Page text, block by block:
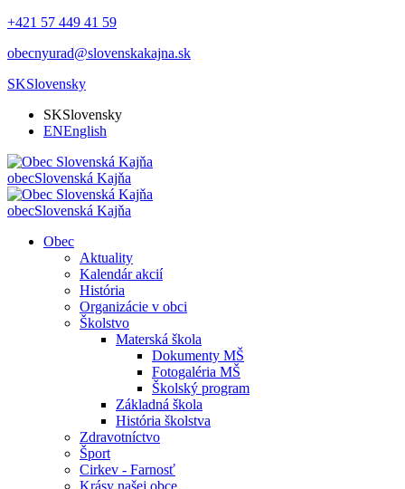
+421 57 449 41 59
obecnyurad@slovenskakajna.sk
SKSlovensky
SKSlovensky
ENEnglish
obecSlovenská Kajňa
obecSlovenská Kajňa
Obec
Aktuality
Kalendár akcií
História
Organizácie v obci
Školstvo
Materská škola
Dokumenty MŠ
Fotogaléria MŠ
Školský program
Základná škola
História školstva
Zdravotníctvo
Šport
Cirkev - Farnosť
Krásy našej obce